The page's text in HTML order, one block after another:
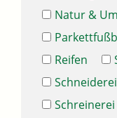
Natur &
Reifen
Schreinerei